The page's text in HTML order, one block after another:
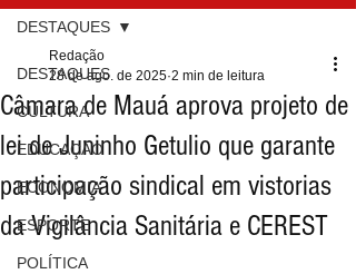
DESTAQUES
CULTURA
EDUCAÇÃO
ECONOMIA
ESPORTE
POLÍTICA
DESTAQUES
Câmara de Mauá aprova projeto de
lei de Juninho Getulio que garante
participação sindical em vistorias
da Vigilância Sanitária e CEREST
Redação
28 de ago. de 2025 2 min de leitura